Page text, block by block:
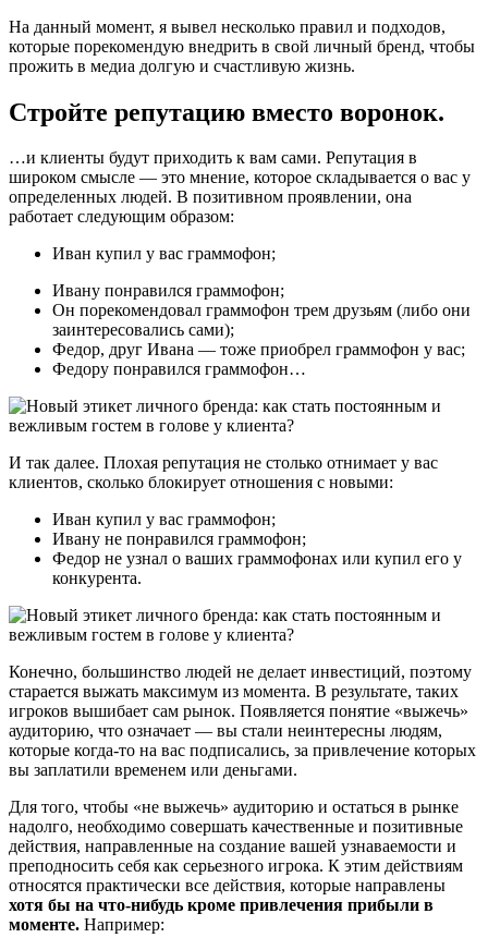
На данный момент, я вывел несколько правил и подходов,
которые порекомендую внедрить в свой личный бренд, чтобы
прожить в медиа долгую и счастливую жизнь.
Стройте репутацию вместо воронок.
…и клиенты будут приходить к вам сами. Репутация в
широком смысле — это мнение, которое складывается о вас у
определенных людей. В позитивном проявлении, она
работает следующим образом:
Иван купил у вас граммофон;
Ивану понравился граммофон;
Он порекомендовал граммофон трем друзьям (либо они
заинтересовались сами);
Федор, друг Ивана — тоже приобрел граммофон у вас;
Федору понравился граммофон…
И так далее. Плохая репутация не столько отнимает у вас
клиентов, сколько блокирует отношения с новыми:
Иван купил у вас граммофон;
Ивану не понравился граммофон;
Федор не узнал о ваших граммофонах или купил его у
конкурента.
Конечно, большинство людей не делает инвестиций, поэтому
старается выжать максимум из момента. В результате, таких
игроков вышибает сам рынок. Появляется понятие «выжечь»
аудиторию, что означает — вы стали неинтересны людям,
которые когда-то на вас подписались, за привлечение которых
вы заплатили временем или деньгами.
Для того, чтобы «не выжечь» аудиторию и остаться в рынке
надолго, необходимо совершать качественные и позитивные
действия, направленные на создание вашей узнаваемости и
преподносить себя как серьезного игрока. К этим действиям
относятся практически все действия, которые направлены
хотя бы на что-нибудь кроме привлечения прибыли в
моменте. Например: